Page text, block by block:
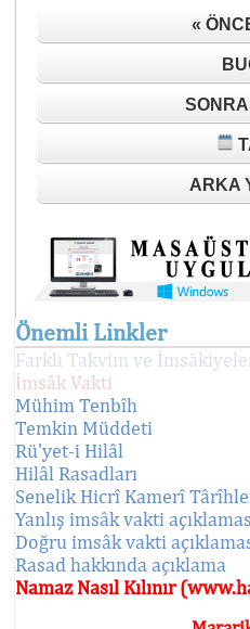
«
ARKA
Önemli Linkler
Farklı Takvim ve
İmsâk Vakti
Mühim Tenbîh
Temkin Müddeti
Rü'yet-i Hilâl
Hilâl Rasadları
Senelik Hicrî Kamerî
Yanlış imsâk vakti
Doğru imsâk vakti
Rasad hakkında açıklama
Namaz Nasıl Kılınır